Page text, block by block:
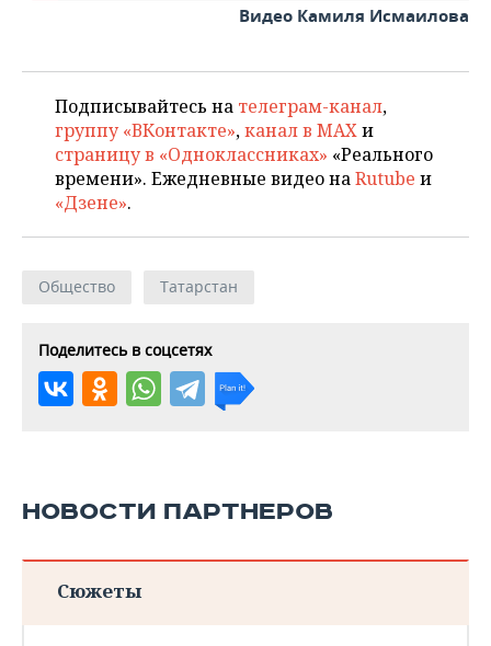
Видео Камиля Исмаилова
Подписывайтесь на телеграм-канал,
группу «ВКонтакте»,канал в MAXи
страницу в «Одноклассниках» «Реального
времени». Ежедневные видео наRutube и
«Дзене».
Общество Татарстан
Поделитесь в соцсетях
НОВОСТИ ПАРТНЕРОВ
Сюжеты